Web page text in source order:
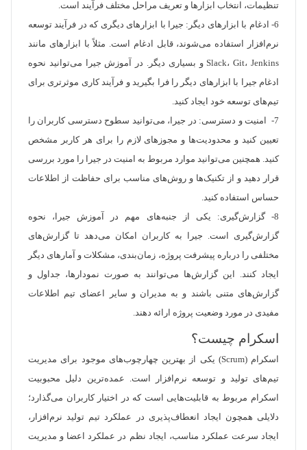
تنظیمات، انتخاب ابزارها و تعریف مراحل مختلف فرآیند است.
6- ادغام با ابزارهای دیگر: جیرا با ابزارهای دیگری که در فرآیند توسعه
نرم‌افزار استفاده می‌شوند، قابل ادغام است. مثلاً با ابزارهای مانند
Slack، Git، Jenkins و بسیاری دیگر. در آموزش جیرا می‌توانید نحوه
ادغام جیرا با ابزارهای دیگر را فرا بگیرید و فرآیند کاری موثرتری برای
تیم‌های توسعه خود ایجاد کنید.
7- امنیت و دسترسی: در جیرا، می‌توانید سطوح دسترسی کاربران را
تعیین کنید و محدودیت‌ها و مجوزهای لازم را برای هر کاربر مشخص
کنید. همچنین می‌توانید موارد مربوط به امنیت در جیرا را مورد بررسی
قرار دهید و از تکنیک‌ها و روش‌های مناسب برای حفاظت از اطلاعات
حساس استفاده کنید.
8- گزارش‌گیری: یکی از جنبه‌های مهم در آموزش جیرا، نحوه
گزارش‌گیری است. جیرا به کاربران امکان می‌دهد تا گزارش‌های
مختلفی را درباره پیشرفت پروژه، زمان‌بندی، مشکلات و آمارهای دیگر
ایجاد کنند. این گزارش‌ها می‌توانند به صورت نمودارها، جداول و
گزارش‌های متنی باشند و به مدیران و سایر اعضای تیم اطلاعات
مفیدی در مورد وضعیت پروژه ارائه دهند.
اسکرام چیست؟
اسکرام (Scrum) یکی از بهترین چهارچوب‌‌های موجود برای مدیریت
تیم‌‌های تولید و توسعه نرم‌‌افزار است. عمده‌‌ترین دلیل محبوبیت
اسکرام مربوط به قابلیت‌هایی است که در اختیار کاربران می‌گذارد؛
دلایلی همچون ایجاد انعطاف‌پذیری در عملکرد تیم تولید نرم‌افزار،
ایجاد سرعت عملکرد مناسب، ایجاد نظم در عملکرد اعضا و مدیریت